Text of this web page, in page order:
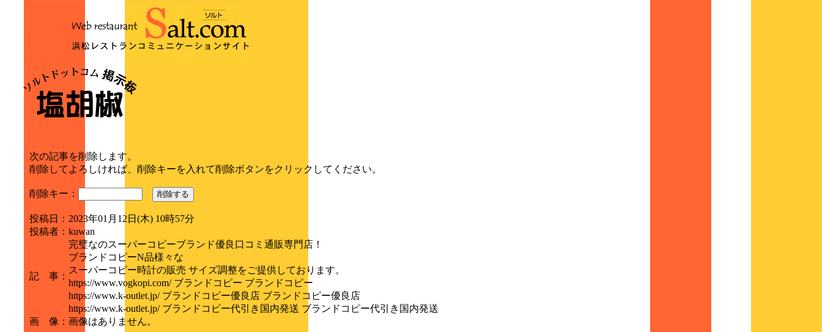
次の記事を削除します。
削除してよろしければ、削除キーを入れて削除ボタンをクリックしてください。
削除キー： 削除する
投稿日 ： 2023年01月12日(木) 10時57分
投稿者 ： kuwan
記 事 ：
完璧なのスーパーコピーブランド優良口コミ通販専門店！
ブランドコピーN品様々な
スーパーコピー時計の販売 サイズ調整をご提供しております。
https://www.vogkopi.com/ ブランドコピー ブランドコピー
https://www.k-outlet.jp/ ブランドコピー優良店 ブランドコピー優良店
https://www.k-outlet.jp/ ブランドコピー代引き国内発送 ブランドコピー代引き国内発送
画 像 ： 画像はありません。